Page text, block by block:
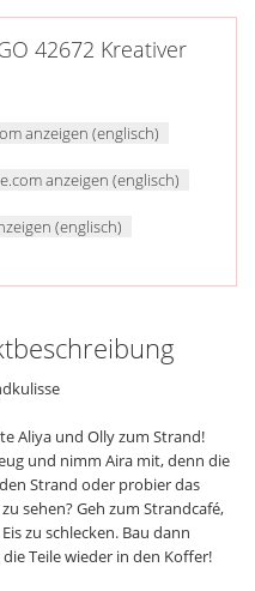
42672 Kreativer
anzeigen (englisch)
anzeigen (englisch)
(englisch)
Aliya und Olly zum Strand!
und nimm Aira mit, denn die
Strand oder probier das
sehen? Geh zum Strandcafé,
zu schlecken. Bau dann
Teile wieder in den Koffer!